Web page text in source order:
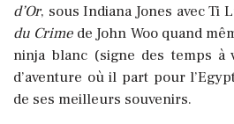
d’Or, sous Indiana Jones avec Ti
du Crimede John Woo quand
ninja blanc (signe des temps
d’aventure où il part pour
de ses meilleurs souvenirs.